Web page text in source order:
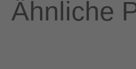
Ähnliche